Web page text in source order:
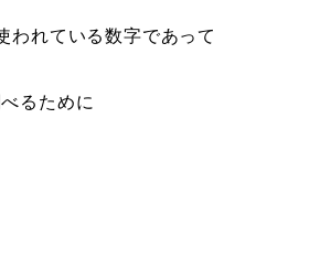
われている数字であって
るために